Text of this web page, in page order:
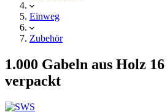
Einweg
Zubehör
1.000 Gabeln aus Holz
verpackt